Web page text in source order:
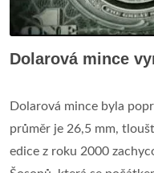
Dolarová mince
Dolarová mince byla
průměr je 26,5 mm,
edice z roku 2000